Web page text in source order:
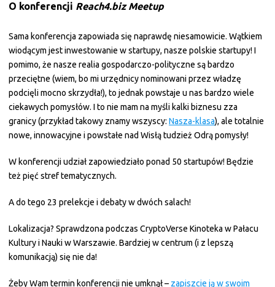
O konferencji Reach4.biz Meetup
Sama konferencja zapowiada się naprawdę niesamowicie. Wątkiem
wiodącym jest inwestowanie w startupy, nasze polskie startupy! I
pomimo, że nasze realia gospodarczo-polityczne są bardzo
przeciętne (wiem, bo mi urzędnicy nominowani przez władzę
podcięli mocno skrzydła!), to jednak powstaje u nas bardzo wiele
ciekawych pomysłów. I to nie mam na myśli kalki biznesu zza
granicy (przykład takowy znamy wszyscy: Nasza-klasa), ale totalnie
nowe, innowacyjne i powstałe nad Wisłą tudzież Odrą pomysły!
W konferencji udział zapowiedziało ponad 50 startupów! Będzie
też pięć stref tematycznych.
A do tego 23 prelekcje i debaty w dwóch salach!
Lokalizacja? Sprawdzona podczas CryptoVerse Kinoteka w Pałacu
Kultury i Nauki w Warszawie. Bardziej w centrum (i z lepszą
komunikacją) się nie da!
Żeby Wam termin konferencji nie umknął – zapiszcie ją w swoim